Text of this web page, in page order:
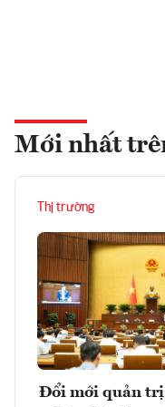
Mới nhất
Thị trường
Đổi mới quản